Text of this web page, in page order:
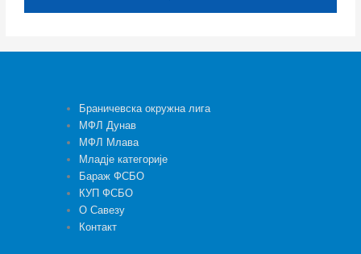
Браничевска окружна лига
МФЛ Дунав
МФЛ Млава
Младје категорије
Бараж ФСБО
КУП ФСБО
О Савезу
Контакт